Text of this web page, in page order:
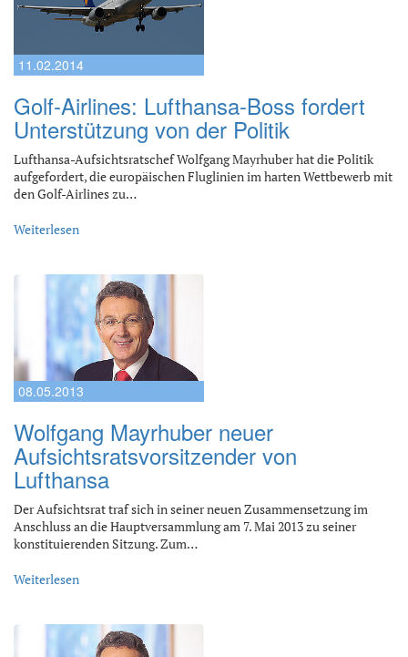
11.02.2014
Golf-Airlines: Lufthansa-Boss fordert
Unterstützung von der Politik
Lufthansa-Aufsichtsratschef Wolfgang Mayrhuber hat die Politik
aufgefordert, die europäischen Fluglinien im harten Wettbewerb mit
den Golf-Airlines zu…
Weiterlesen
08.05.2013
Wolfgang Mayrhuber neuer
Aufsichtsratsvorsitzender von
Lufthansa
Der Aufsichtsrat traf sich in seiner neuen Zusammensetzung im
Anschluss an die Hauptversammlung am 7. Mai 2013 zu seiner
konstituierenden Sitzung. Zum…
Weiterlesen